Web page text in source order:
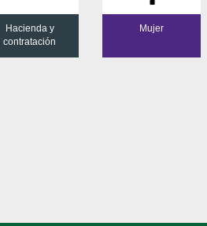
Hacienda y
contratación
Mujer